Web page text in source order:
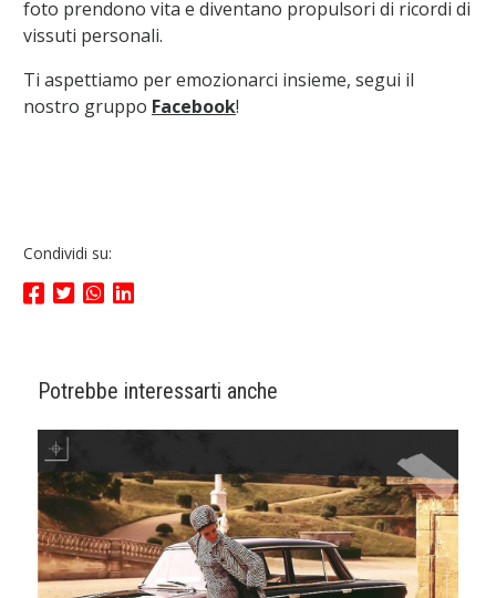
foto prendono vita e diventano propulsori di ricordi di
vissuti personali.
Ti aspettiamo per emozionarci insieme, segui il
nostro gruppo Facebook!
Condividi su:
Potrebbe interessarti anche